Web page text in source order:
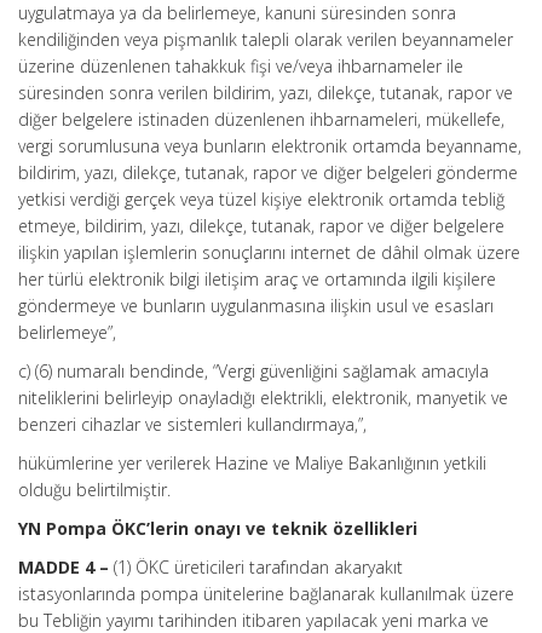
uygulatmaya ya da belirlemeye, kanuni süresinden sonra
kendiliğinden veya pişmanlık talepli olarak verilen beyannameler
üzerine düzenlenen tahakkuk fişi ve/veya ihbarnameler ile
süresinden sonra verilen bildirim, yazı, dilekçe, tutanak, rapor ve
diğer belgelere istinaden düzenlenen ihbarnameleri, mükellefe,
vergi sorumlusuna veya bunların elektronik ortamda beyanname,
bildirim, yazı, dilekçe, tutanak, rapor ve diğer belgeleri gönderme
yetkisi verdiği gerçek veya tüzel kişiye elektronik ortamda tebliğ
etmeye, bildirim, yazı, dilekçe, tutanak, rapor ve diğer belgelere
ilişkin yapılan işlemlerin sonuçlarını internet de dâhil olmak üzere
her türlü elektronik bilgi iletişim araç ve ortamında ilgili kişilere
göndermeye ve bunların uygulanmasına ilişkin usul ve esasları
belirlemeye”,
c) (6) numaralı bendinde, “Vergi güvenliğini sağlamak amacıyla
niteliklerini belirleyip onayladığı elektrikli, elektronik, manyetik ve
benzeri cihazlar ve sistemleri kullandırmaya,”,
hükümlerine yer verilerek Hazine ve Maliye Bakanlığının yetkili
olduğu belirtilmiştir.
YN Pompa ÖKC’lerin onayı ve teknik özellikleri
MADDE 4 – (1) ÖKC üreticileri tarafından akaryakıt
istasyonlarında pompa ünitelerine bağlanarak kullanılmak üzere
bu Tebliğin yayımı tarihinden itibaren yapılacak yeni marka ve